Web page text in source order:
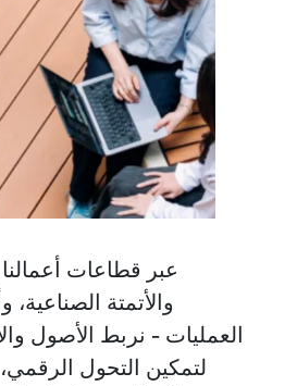
عبر قطاعات أعمالنا
والأتمتة الصناعية،
العمليات - نربط الأصول
لتمكين التحول